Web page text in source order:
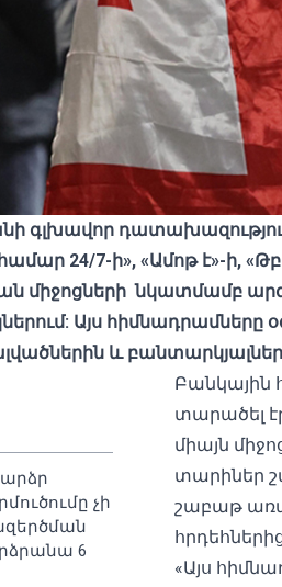
գլխավոր
24/7-ի», «Ամոթ է»-ի,
միջոցների նկատմամբ
Այս հիմնադրամները
և
չի
6
Բանկային
տարածել
միայն
տարիներ
շաբաթ
«Այս